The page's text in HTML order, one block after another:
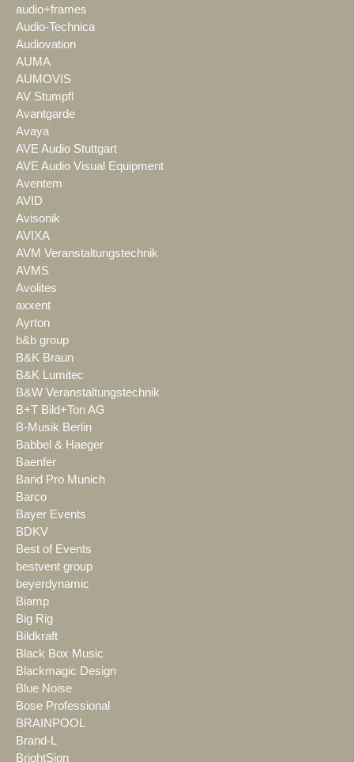
audio+frames
Audio-Technica
Audiovation
AUMA
AUMOVIS
AV Stumpfl
Avantgarde
Avaya
AVE Audio Stuttgart
AVE Audio Visual Equipment
Aventem
AVID
Avisonik
AVIXA
AVM Veranstaltungstechnik
AVMS
Avolites
axxent
Ayrton
b&b group
B&K Braun
B&K Lumitec
B&W Veranstaltungstechnik
B+T Bild+Ton AG
B-Musik Berlin
Babbel & Haeger
Baenfer
Band Pro Munich
Barco
Bayer Events
BDKV
Best of Events
bestvent group
beyerdynamic
Biamp
Big Rig
Bildkraft
Black Box Music
Blackmagic Design
Blue Noise
Bose Professional
BRAINPOOL
Brand-L
BrightSign